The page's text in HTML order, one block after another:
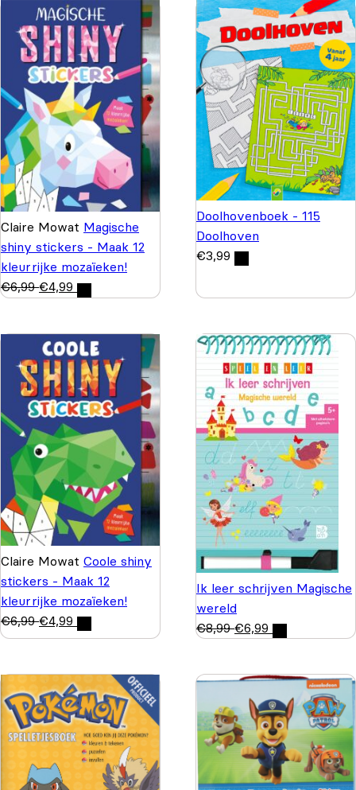
Claire Mowat Magische
shiny stickers - Maak 12
kleurrijke mozaïeken!
€6,99 €4,99
Doolhovenboek - 115
Doolhoven
€3,99
Claire Mowat Coole shiny
stickers - Maak 12
kleurrijke mozaïeken!
€6,99 €4,99
Ik leer schrijven Magische
wereld
€8,99 €6,99